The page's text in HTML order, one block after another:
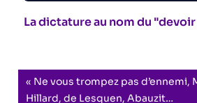
La dictature au nom du
Navigation
Previous
Post:
Ne vous trompez pas d’ennemi,
Hillard, de Lesquen, Abauzit…